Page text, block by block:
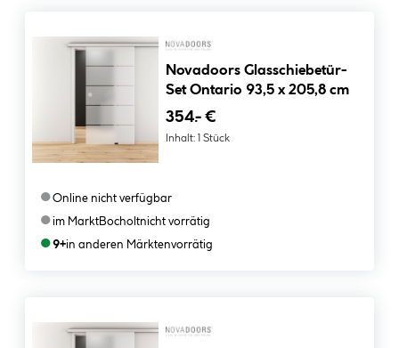
Novadoors Glasschiebetür-
Set Ontario 93,5 x 205,8 cm
354.- €
Inhalt: 1 Stück
●Online nicht verfügbar
●im MarktBocholtnicht vorrätig
●9+in anderen Märktenvorrätig